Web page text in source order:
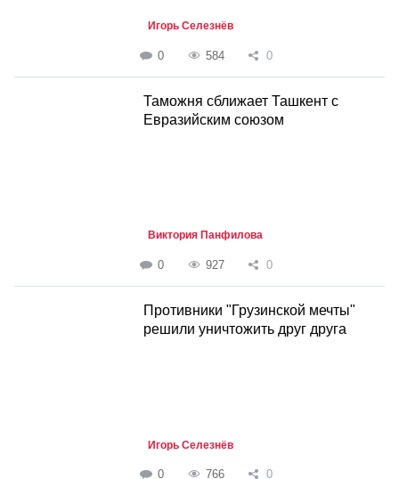
Игорь Селезнёв
0 584 0
Таможня сближает Ташкент с
Евразийским союзом
Виктория Панфилова
0 927 0
Противники "Грузинской мечты"
решили уничтожить друг друга
Игорь Селезнёв
0 766 0